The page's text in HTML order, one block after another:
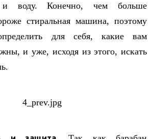
и воду. Конечно, чем больше
стиральная машина, поэтому
для себя, какие вам
и уже, исходя из этого, искать